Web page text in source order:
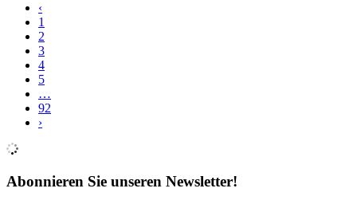
‹
1
2
3
4
5
…
92
›
Abonnieren Sie unseren Newsletter!